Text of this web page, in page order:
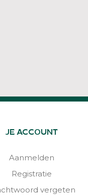
JE ACCOUNT
Aanmelden
Registratie
vergeten